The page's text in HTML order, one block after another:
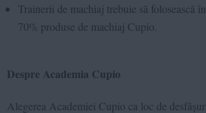
Trainerii de machiaj trebuie să folosească
70% produse de machiaj Cupio.
Despre Academia Cupio
Alegerea Academiei Cupio ca loc de